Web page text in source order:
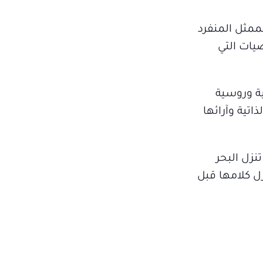
المنفرد
التي
وروسية
وآرائها
البحر
كلامها قبل